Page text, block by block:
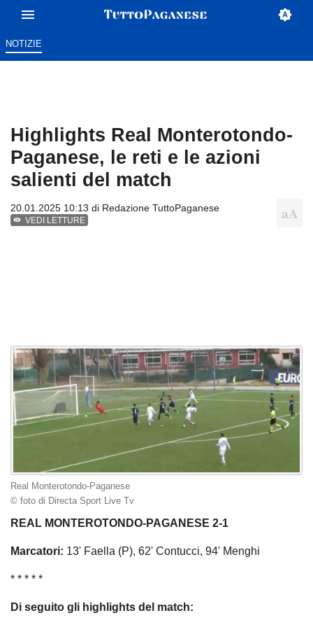
NOTIZIE
Highlights Real Monterotondo-
Paganese, le reti e le azioni
salienti del match
20.01.2025 10:13 di Redazione TuttoPaganese
VEDI LETTURE
Real Monterotondo-Paganese
© foto di Directa Sport Live Tv
REAL MONTEROTONDO-PAGANESE 2-1
Marcatori: 13' Faella (P), 62' Contucci, 94' Menghi
* * * * *
​​Di seguito gli highlights del match: